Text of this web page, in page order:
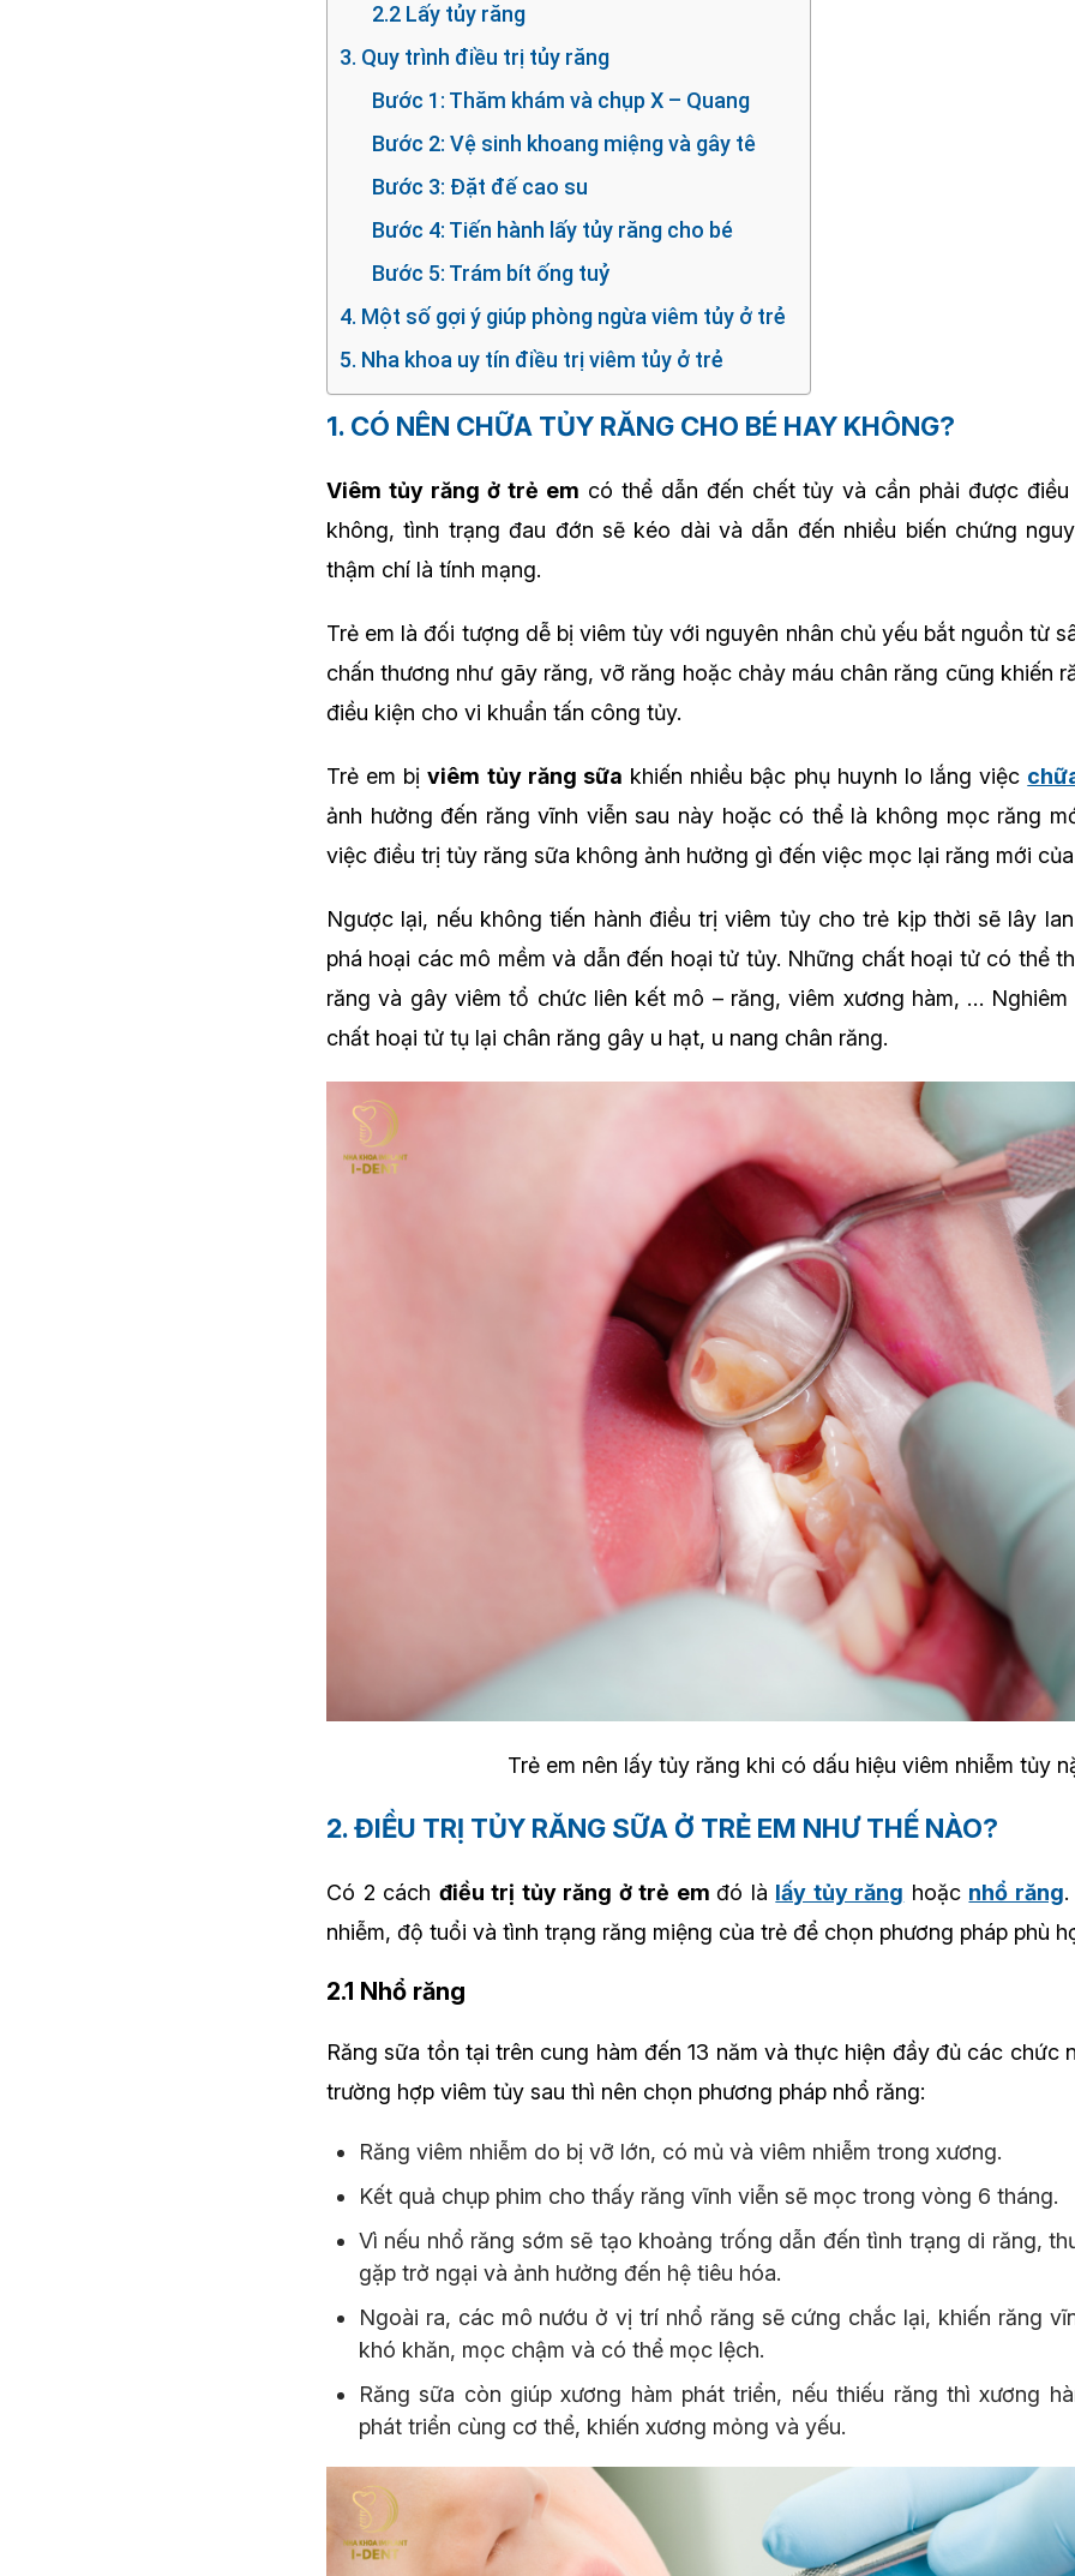
2.2 Lấy tủy răng
3. Quy trình điều trị tủy răng
Bước 1: Thăm khám và chụp X – Quang
Bước 2: Vệ sinh khoang miệng và gây tê
Bước 3: Đặt đế cao su
Bước 4: Tiến hành lấy tủy răng cho bé
Bước 5: Trám bít ống tuỷ
4. Một số gợi ý giúp phòng ngừa viêm tủy ở trẻ
5. Nha khoa uy tín điều trị viêm tủy ở trẻ
1. CÓ NÊN CHỮA TỦY RĂNG CHO BÉ HAY KHÔNG?
Viêm tủy răng ở trẻ em có thể dẫn đến chết tủy và cần phải được
không, tình trạng đau đớn sẽ kéo dài và dẫn đến nhiều biến chứng
thậm chí là tính mạng.
Trẻ em là đối tượng dễ bị viêm tủy với nguyên nhân chủ yếu bắt nguồn từ
chấn thương như gãy răng, vỡ răng hoặc chảy máu chân răng cũng khiến
điều kiện cho vi khuẩn tấn công tủy.
Trẻ em bịviêm tủy răng sữa khiến nhiều bậc phụ huynh lo lắng việc
ảnh hưởng đến răng vĩnh viễn sau này hoặc có thể là không mọc răng
việc điều trị tủy răng sữa không ảnh hưởng gì đến việc mọc lại răng mới
Ngược lại, nếu không tiến hành điều trị viêm tủy cho trẻ kịp thời sẽ lây
phá hoại các mô mềm và dẫn đến hoại tử tủy. Những chất hoại tử có thể
răng và gây viêm tổ chức liên kết mô – răng, viêm xương hàm, …
chất hoại tử tụ lại chân răng gây u hạt, u nang chân răng.
Trẻ em nên lấy tủy răng khi có dấu hiệu viêm nhiễm tủy
2. ĐIỀU TRỊ TỦY RĂNG SỮA Ở TRẺ EM NHƯ THẾ NÀO?
Có 2 cách điều trị tủy răng ở trẻ emđó là lấy tủy răng hoặc nhổ răng
nhiễm, độ tuổi và tình trạng răng miệng của trẻ để chọn phương pháp phù
2.1 Nhổ răng
Răng sữa tồn tại trên cung hàm đến 13 năm và thực hiện đầy đủ các chức
trường hợp viêm tủy sau thì nên chọn phương pháp nhổ răng:
Răng viêm nhiễm do bị vỡ lớn, có mủ và viêm nhiễm trong xương.
Kết quả chụp phim cho thấy răng vĩnh viễn sẽ mọc trong vòng 6 tháng.
Vì nếu nhổ răng sớm sẽ tạo khoảng trống dẫn đến tình trạng di răng,
gặp trở ngại và ảnh hưởng đến hệ tiêu hóa.
Ngoài ra, các mô nướu ở vị trí nhổ răng sẽ cứng chắc lại, khiến răng
khó khăn, mọc chậm và có thể mọc lệch.
Răng sữa còn giúp xương hàm phát triển, nếu thiếu răng thì xương
phát triển cùng cơ thể, khiến xương mỏng và yếu.